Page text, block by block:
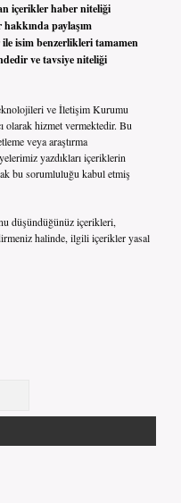
içerikler haber niteliği
paylaşım
isim benzerlikleri tamamen
ve tavsiye niteliği
ve İletişim Kurumu
olarak hizmet vermektedir. Bu
veya araştırma
yazdıkları içeriklerin
bu sorumluluğu kabul etmiş
düşündüğünüz içerikleri,
halinde, ilgili içerikler yasal